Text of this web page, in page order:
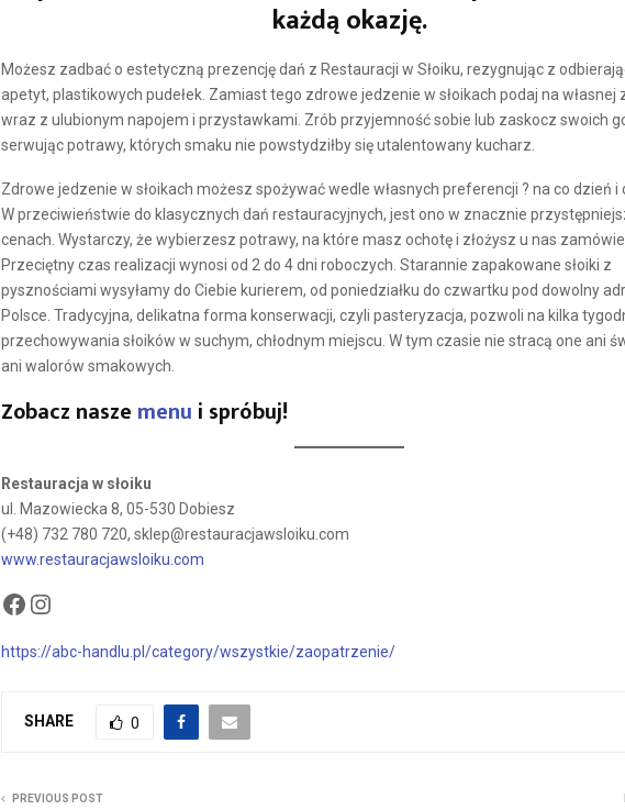
każdą okazję.
Możesz zadbać o estetyczną prezencję dań z Restauracji w Słoiku, rezygnując z
apetyt, plastikowych pudełek. Zamiast tego zdrowe jedzenie w słoikach podaj na własnej
wraz z ulubionym napojem i przystawkami. Zrób przyjemność sobie lub zaskocz swoich
serwując potrawy, których smaku nie powstydziłby się utalentowany kucharz.
Zdrowe jedzenie w słoikach możesz spożywać wedle własnych preferencji ? na co dzień i
W przeciwieństwie do klasycznych dań restauracyjnych, jest ono w znacznie
cenach. Wystarczy, że wybierzesz potrawy, na które masz ochotę i złożysz u nas
Przeciętny czas realizacji wynosi od 2 do 4 dni roboczych. Starannie zapakowane słoiki z
pysznościami wysyłamy do Ciebie kurierem, od poniedziałku do czwartku pod dowolny
Polsce. Tradycyjna, delikatna forma konserwacji, czyli pasteryzacja, pozwoli na kilka
przechowywania słoików w suchym, chłodnym miejscu. W tym czasie nie stracą one ani
ani walorów smakowych.
Zobacz nasze menu i spróbuj!
Restauracja w słoiku
ul. Mazowiecka 8, 05-530 Dobiesz
(+48) 732 780 720, sklep@restauracjawsloiku.com
www.restauracjawsloiku.com
Facebook Instagram
https://abc-handlu.pl/category/wszystkie/zaopatrzenie/
SHARE 0
PREVIOUS POST